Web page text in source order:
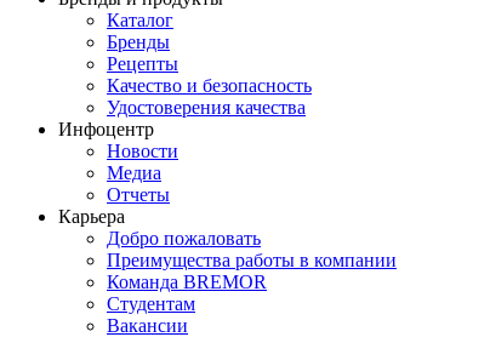
Каталог
Бренды
Рецепты
Качество и безопасность
Удостоверения качества
Инфоцентр
Новости
Медиа
Отчеты
Карьера
Добро пожаловать
Преимущества работы в компании
Команда BREMOR
Студентам
Вакансии